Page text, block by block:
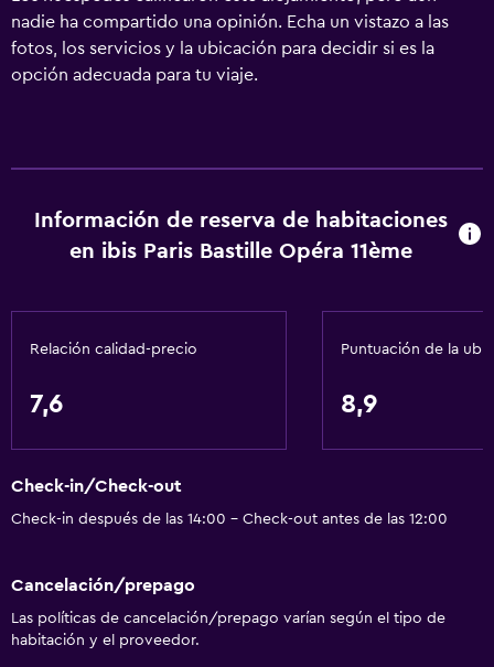
nadie ha compartido una opinión. Echa un vistazo a las
fotos, los servicios y la ubicación para decidir si es la
opción adecuada para tu viaje.
Información de reserva de habitaciones
en ibis Paris Bastille Opéra 11ème
Relación calidad-precio
7,6
Puntuación de la
8,9
Check-in/Check-out
Check-in después de las 14:00 - Check-out antes de las 12:00
Cancelación/prepago
Las políticas de cancelación/prepago varían según el tipo de
habitación y el proveedor.